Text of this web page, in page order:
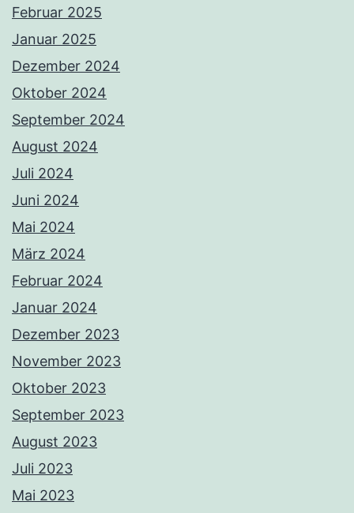
Februar 2025
Januar 2025
Dezember 2024
Oktober 2024
September 2024
August 2024
Juli 2024
Juni 2024
Mai 2024
März 2024
Februar 2024
Januar 2024
Dezember 2023
November 2023
Oktober 2023
September 2023
August 2023
Juli 2023
Mai 2023